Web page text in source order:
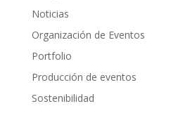
Noticias
Organización de Eventos
Portfolio
Producción de eventos
Sostenibilidad